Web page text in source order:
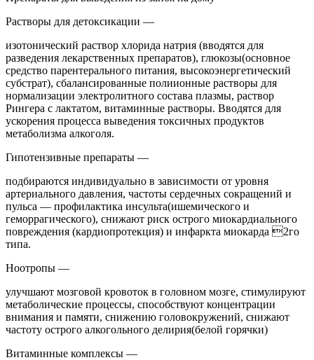
Растворы для детоксикации —
изотонический раствор хлорида натрия (вводятся для
разведения лекарственных препаратов), глюкозы(основное
средство парентерального питания, высокоэнергетический
субстрат), сбалансированные полиионные растворы для
нормализации электролитного состава плазмы, раствор
Рингера с лактатом, витаминные растворы. Вводятся для
ускорения процесса выведения токсичных продуктов
метаболизма алкоголя.
Гипотензивные препараты —
подбираются индивидуально в зависимости от уровня
артериального давления, частоты сердечных сокращений и
пульса — профилактика инсульта(ишемического и
геморрагического), снижают риск острого миокардиального
повреждения (кардиопротекция) и инфаркта миокарда 2го
типа.
Ноотропы —
улучшают мозговой кровоток в головном мозге, стимулируют
метаболические процессы, способствуют концентрации
внимания и памяти, снижению головокружений, снижают
частоту острого алкогольного делирия(белой горячки)
Витаминные комплексы —